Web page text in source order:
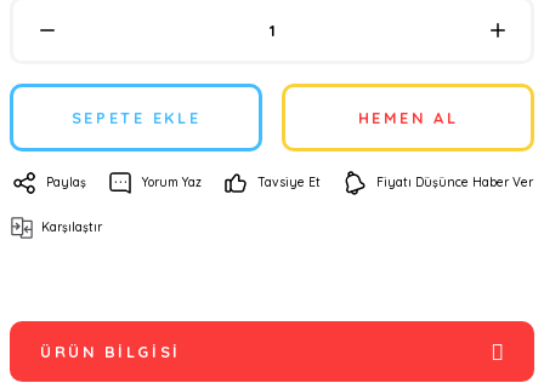
SEPETE EKLE HEMEN AL
Paylaş Yorum Yaz Tavsiye Et Fiyatı Düşünce Haber Ver
Karşılaştır
ÜRÜN BILGISI